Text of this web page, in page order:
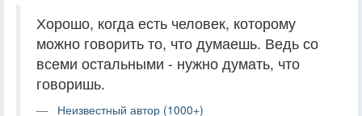
Хорошо, когда есть человек, которому
можно говорить то, что думаешь. Ведь со
всеми остальными - нужно думать, что
говоришь.
Неизвестный автор (1000+)